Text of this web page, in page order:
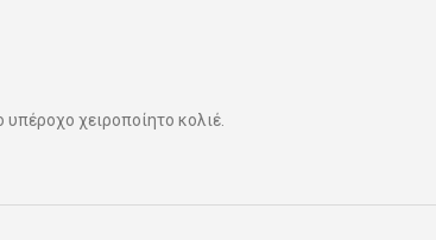
χειροποίητο κολιέ.